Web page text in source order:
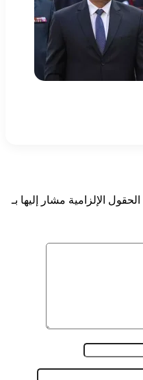
الحقول الإلزامية مشار إليها بـ